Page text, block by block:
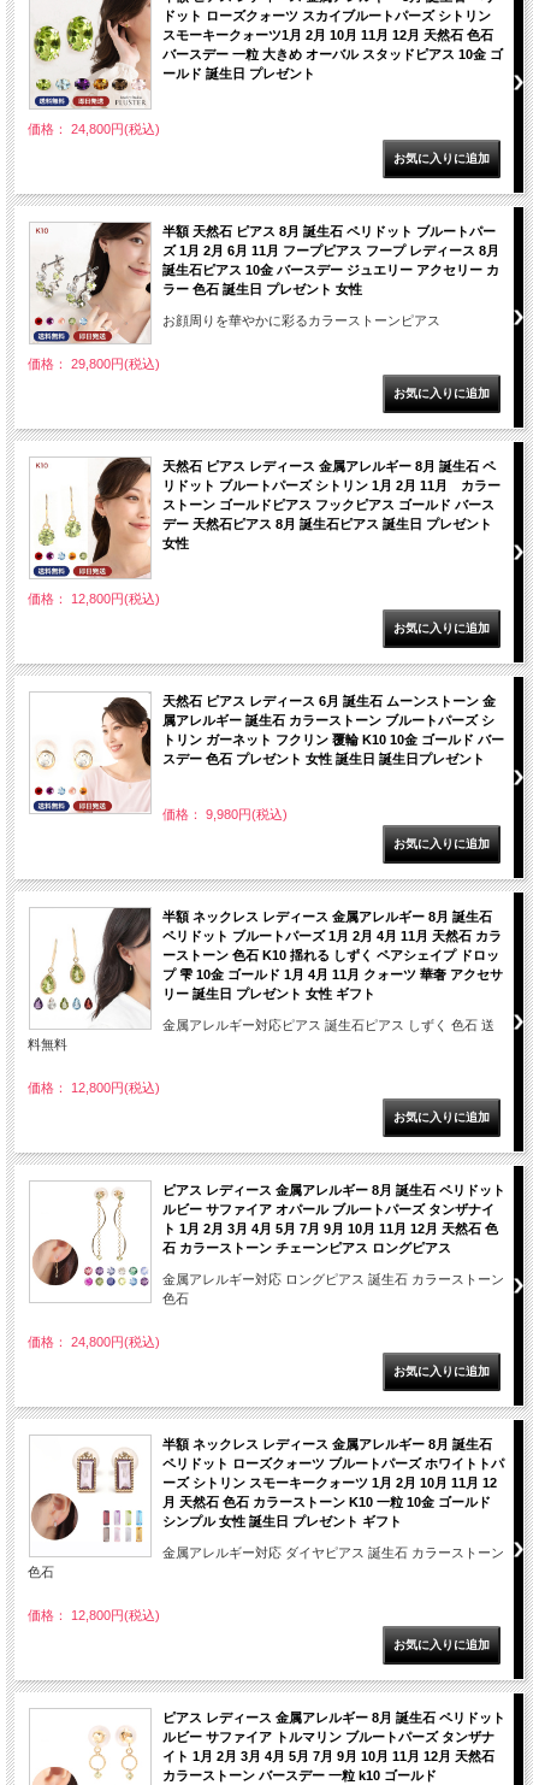
ドット ローズクォーツ スカイブルートパーズ シトリン
スモーキークォーツ1月 2月 10月 11月 12月 天然石 色石
バースデー 一粒 大きめ オーバル スタッドピアス 10金 ゴ
ールド 誕生日 プレゼント
価格： 24,800円(税込)
半額 天然石 ピアス 8月 誕生石 ペリドット ブルートパー
ズ 1月 2月 6月 11月 フープピアス フープ レディース 8月
誕生石ピアス 10金 バースデー ジュエリー アクセリー カ
ラー 色石 誕生日 プレゼント 女性
お顔周りを華やかに彩るカラーストーンピアス
価格： 29,800円(税込)
天然石 ピアス レディース 金属アレルギー 8月 誕生石 ペ
リドット ブルートパーズ シトリン 1月 2月 11月 カラー
ストーン ゴールドピアス フックピアス ゴールド バース
デー 天然石ピアス 8月 誕生石ピアス 誕生日 プレゼント
女性
価格： 12,800円(税込)
天然石 ピアス レディース 6月 誕生石 ムーンストーン 金
属アレルギー 誕生石 カラーストーン ブルートパーズ シ
トリン ガーネット フクリン 覆輪 K10 10金 ゴールド バー
スデー 色石 プレゼント 女性 誕生日 誕生日プレゼント
価格： 9,980円(税込)
半額 ネックレス レディース 金属アレルギー 8月 誕生石
ペリドット ブルートパーズ 1月 2月 4月 11月 天然石 カラ
ーストーン 色石 K10 揺れる しずく ペアシェイプ ドロッ
プ 雫 10金 ゴールド 1月 4月 11月 クォーツ 華奢 アクセサ
リー 誕生日 プレゼント 女性 ギフト
金属アレルギー対応ピアス 誕生石ピアス しずく 色石 送
料無料
価格： 12,800円(税込)
ピアス レディース 金属アレルギー 8月 誕生石 ペリドット
ルビー サファイア オパール ブルートパーズ タンザナイ
ト 1月 2月 3月 4月 5月 7月 9月 10月 11月 12月 天然石 色
石 カラーストーン チェーンピアス ロングピアス
金属アレルギー対応 ロングピアス 誕生石 カラーストーン
色石
価格： 24,800円(税込)
半額 ネックレス レディース 金属アレルギー 8月 誕生石
ペリドット ローズクォーツ ブルートパーズ ホワイトトパ
ーズ シトリン スモーキークォーツ 1月 2月 10月 11月 12
月 天然石 色石 カラーストーン K10 一粒 10金 ゴールド
シンプル 女性 誕生日 プレゼント ギフト
金属アレルギー対応 ダイヤピアス 誕生石 カラーストーン
色石
価格： 12,800円(税込)
ピアス レディース 金属アレルギー 8月 誕生石 ペリドット
ルビー サファイア トルマリン ブルートパーズ タンザナ
イト 1月 2月 3月 4月 5月 7月 9月 10月 11月 12月 天然石
カラーストーン バースデー 一粒 k10 ゴールド